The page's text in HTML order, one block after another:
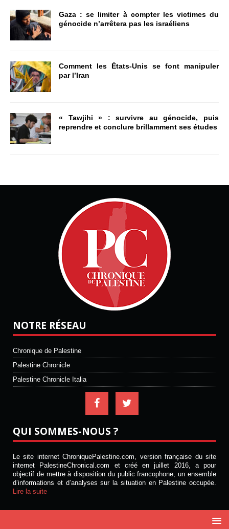
Gaza : se limiter à compter les victimes du
génocide n’arrêtera pas les israéliens
Comment les États-Unis se font manipuler
par l’Iran
« Tawjihi » : survivre au génocide, puis
reprendre et conclure brillamment ses études
NOTRE RÉSEAU
Chronique de Palestine
Palestine Chronicle
Palestine Chronicle Italia
QUI SOMMES-NOUS ?
Le site internet ChroniquePalestine.com, version française du site
internet PalestineChronical.com et créé en juillet 2016, a pour
objectif de mettre à disposition du public francophone, un ensemble
d’informations et d’analyses sur la situation en Palestine occupée.
Lire la suite